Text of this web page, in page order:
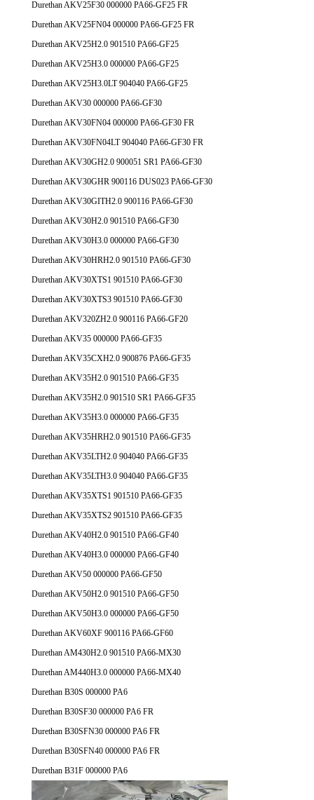
Durethan AKV25F30 000000 PA66-GF25 FR
Durethan AKV25FN04 000000 PA66-GF25 FR
Durethan AKV25H2.0 901510 PA66-GF25
Durethan AKV25H3.0 000000 PA66-GF25
Durethan AKV25H3.0LT 904040 PA66-GF25
Durethan AKV30 000000 PA66-GF30
Durethan AKV30FN04 000000 PA66-GF30 FR
Durethan AKV30FN04LT 904040 PA66-GF30 FR
Durethan AKV30GH2.0 900051 SR1 PA66-GF30
Durethan AKV30GHR 900116 DUS023 PA66-GF30
Durethan AKV30GITH2.0 900116 PA66-GF30
Durethan AKV30H2.0 901510 PA66-GF30
Durethan AKV30H3.0 000000 PA66-GF30
Durethan AKV30HRH2.0 901510 PA66-GF30
Durethan AKV30XTS1 901510 PA66-GF30
Durethan AKV30XTS3 901510 PA66-GF30
Durethan AKV320ZH2.0 900116 PA66-GF20
Durethan AKV35 000000 PA66-GF35
Durethan AKV35CXH2.0 900876 PA66-GF35
Durethan AKV35H2.0 901510 PA66-GF35
Durethan AKV35H2.0 901510 SR1 PA66-GF35
Durethan AKV35H3.0 000000 PA66-GF35
Durethan AKV35HRH2.0 901510 PA66-GF35
Durethan AKV35LTH2.0 904040 PA66-GF35
Durethan AKV35LTH3.0 904040 PA66-GF35
Durethan AKV35XTS1 901510 PA66-GF35
Durethan AKV35XTS2 901510 PA66-GF35
Durethan AKV40H2.0 901510 PA66-GF40
Durethan AKV40H3.0 000000 PA66-GF40
Durethan AKV50 000000 PA66-GF50
Durethan AKV50H2.0 901510 PA66-GF50
Durethan AKV50H3.0 000000 PA66-GF50
Durethan AKV60XF 900116 PA66-GF60
Durethan AM430H2.0 901510 PA66-MX30
Durethan AM440H3.0 000000 PA66-MX40
Durethan B30S 000000 PA6
Durethan B30SF30 000000 PA6 FR
Durethan B30SFN30 000000 PA6 FR
Durethan B30SFN40 000000 PA6 FR
Durethan B31F 000000 PA6